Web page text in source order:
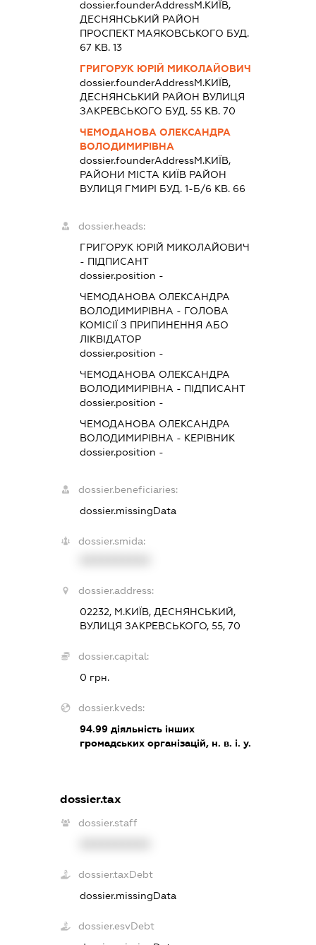
dossier.founderAddressМ.КИЇВ,
ДЕСНЯНСЬКИЙ РАЙОН
ПРОСПЕКТ МАЯКОВСЬКОГО БУД.
67 КВ. 13
ГРИГОРУК ЮРІЙ МИКОЛАЙОВИЧ
dossier.founderAddressМ.КИЇВ,
ДЕСНЯНСЬКИЙ РАЙОН ВУЛИЦЯ
ЗАКРЕВСЬКОГО БУД. 55 КВ. 70
ЧЕМОДАНОВА ОЛЕКСАНДРА
ВОЛОДИМИРІВНА
dossier.founderAddressМ.КИЇВ,
РАЙОНИ МІСТА КИЇВ РАЙОН
ВУЛИЦЯ ГМИРІ БУД. 1-Б/6 КВ. 66
dossier.heads:
ГРИГОРУК ЮРІЙ МИКОЛАЙОВИЧ
- ПІДПИСАНТ
dossier.position -
ЧЕМОДАНОВА ОЛЕКСАНДРА
ВОЛОДИМИРІВНА - ГОЛОВА
КОМІСІЇ З ПРИПИНЕННЯ АБО
ЛІКВІДАТОР
dossier.position -
ЧЕМОДАНОВА ОЛЕКСАНДРА
ВОЛОДИМИРІВНА - ПІДПИСАНТ
dossier.position -
ЧЕМОДАНОВА ОЛЕКСАНДРА
ВОЛОДИМИРІВНА - КЕРІВНИК
dossier.position -
dossier.beneficiaries:
dossier.missingData
dossier.smida:
dossier.address:
02232, М.КИЇВ, ДЕСНЯНСЬКИЙ,
ВУЛИЦЯ ЗАКРЕВСЬКОГО, 55, 70
dossier.capital:
0 грн.
dossier.kveds:
94.99діяльність інших
громадських організацій, н. в. і. у.
dossier.tax
dossier.staff
dossier.taxDebt
dossier.missingData
dossier.esvDebt